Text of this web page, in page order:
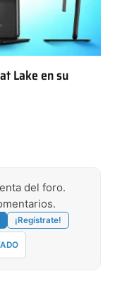
Lake en su
del foro.
¡Regístrate!